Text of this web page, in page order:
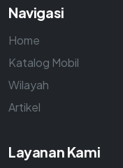
Navigasi
Home
Katalog Mobil
Wilayah
Artikel
Layanan Kami